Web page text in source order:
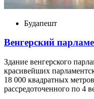
Будапешт
Венгерский
Здание венгерского
красивейших
18 000 квадратных
рассредоточенного по 4